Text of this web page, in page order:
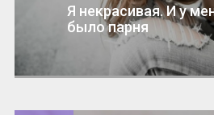
Я некрасивая. И у
было парня